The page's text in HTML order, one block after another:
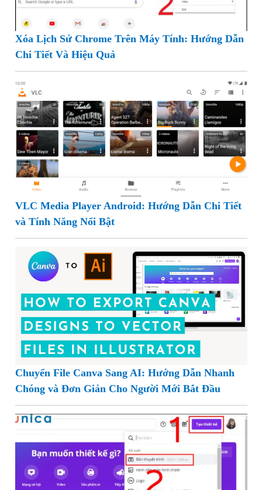
Xóa Lịch Sử Chrome Trên Máy Tính: Hướng Dẫn
Chi Tiết Và Hiệu Quả
VLC Media Player Android: Hướng Dẫn Chi Tiết
và Tính Năng Nổi Bật
Chuyển File Canva Sang AI: Hướng Dẫn Nhanh
Chóng và Đơn Giản Cho Người Mới Bắt Đầu